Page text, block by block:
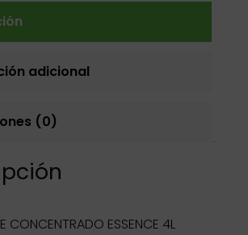
adicional
(0)
CONCENTRADO ESSENCE 4L